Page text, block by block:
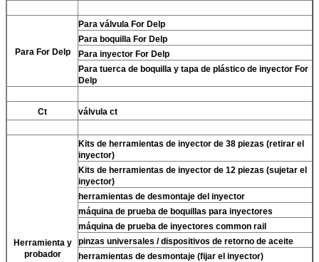
Para For Delp
Para válvula For Delp
Para boquilla For Delp
Para inyector For Delp
Para tuerca de boquilla y tapa de plástico de inyector For
Delp
Ct válvula ct
Herramienta y
probador
Kits de herramientas de inyector de 38 piezas (retirar el
inyector)
Kits de herramientas de inyector de 12 piezas (sujetar el
inyector)
herramientas de desmontaje del inyector
máquina de prueba de boquillas para inyectores
máquina de prueba de inyectores common rail
pinzas universales / dispositivos de retorno de aceite
herramientas de desmontaje (fijar el inyector)